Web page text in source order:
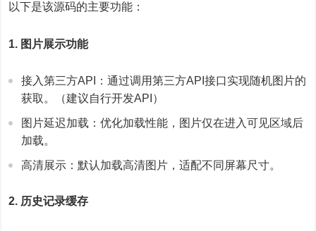
以下是该源码的主要功能：
1. 图片展示功能
接入第三方API：通过调用第三方API接口实现随机图片的
获取。（建议自行开发API）
图片延迟加载：优化加载性能，图片仅在进入可见区域后
加载。
高清展示：默认加载高清图片，适配不同屏幕尺寸。
2. 历史记录缓存